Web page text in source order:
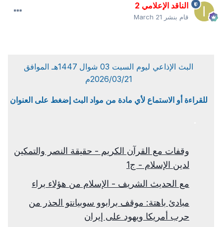
الناقد الإعلامي 2
قام بنشر March 21
البث الإذاعي ليوم السبت 03 شوال 1447هـ الموافق
2026/03/21م
للقراءة أو الاستماع لأي مادة من مواد البث إضغط على العنوان
وقفات مع القرآن الكريم - حقيقة النصر والتمكين
لدين الإسلام - ج1
مع الحديث الشريف - الإسلام من هؤلاء براء
مبادئ باهتة: موقف برابوو سوبيانتو الحذر من
حرب أمريكا ويهود على إيران